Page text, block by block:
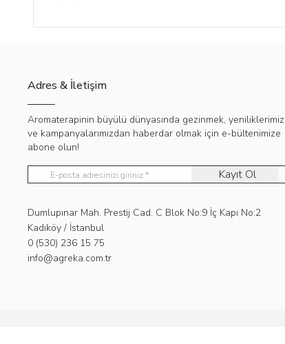
Adres & İletişim
Aromaterapinin büyülü dünyasında gezinmek, yeniliklerimiz
ve kampanyalarımızdan haberdar olmak için e-bültenimize
abone olun!
Kayıt Ol
Adres
Dumlupınar Mah. Prestij Cad. C Blok No:9 İç Kapı No:2
Kadıköy / İstanbul
Telefon
0 (530) 236 15 75
E-Posta
info@agreka.com.tr